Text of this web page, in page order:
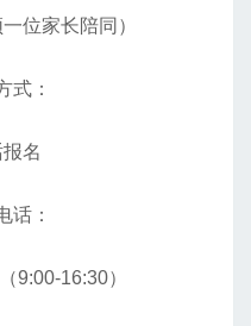
家长陪同）
：
名
：
16:30）